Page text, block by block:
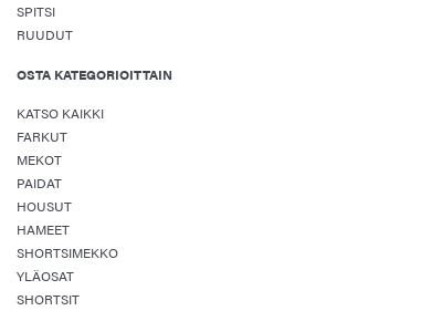
SPITSI
RUUDUT
OSTA KATEGORIOITTAIN
KATSO KAIKKI
FARKUT
MEKOT
PAIDAT
HOUSUT
HAMEET
SHORTSIMEKKO
YLÄOSAT
SHORTSIT